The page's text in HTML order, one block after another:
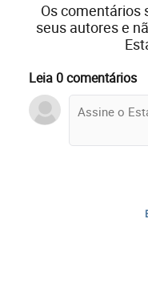
Os comentários
seus autores e
Leia 0 comentários